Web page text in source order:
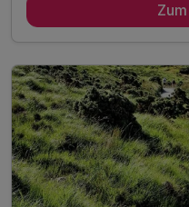
2 x reichhaltiges
1 x Obstteller auf dem
täglich Kaffeekränzchen
mit jeweils einem Kaffee
1 x Eierlikör zur
inkl. Gästekarte
inkl. Nutzung des Pool-